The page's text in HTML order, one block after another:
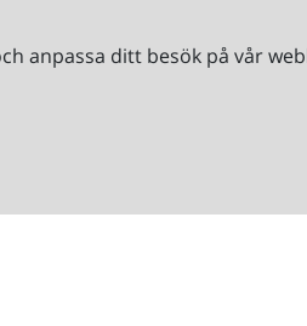
anpassa ditt besök på vår